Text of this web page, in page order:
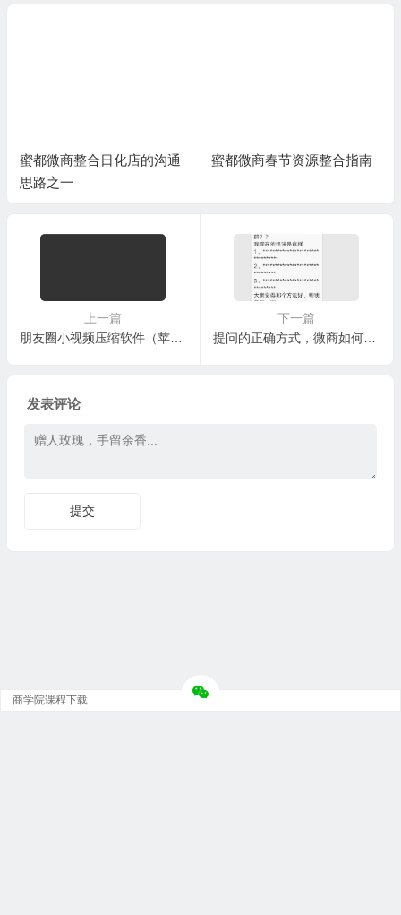
蜜都微商整合日化店的沟通
思路之一
蜜都微商春节资源整合指南
上一篇
朋友圈小视频压缩软件（苹果iPhone）
下一篇
提问的正确方式，微商如何提问才会得到社群内的家人高质量的回复跟帮助？只要掌握这3个简单的方法
发表评论
商学院课程下载